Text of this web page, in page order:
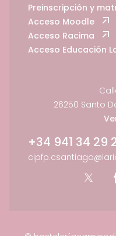
Preinscripción y
Acceso Moodle
Acceso Racima
Acceso Educación
26250 Santo
+34 941 34 29